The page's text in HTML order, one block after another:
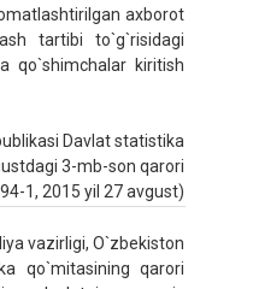
axborot
tartibi to`g`risidagi
qo`shimchalar kiritish
Davlat statistika
3-mb-son qarori
1, 2015 yil 27 avgust)
vazirligi, O`zbekiston
qo`mitasining qarori